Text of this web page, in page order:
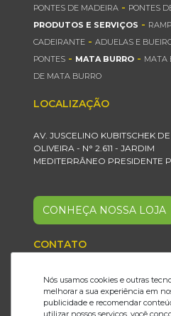
PONTES DE MADEIRA - PONTES
PRODUTOS E SERVIÇOS -
CADEIRANTE -ADUELAS E
PONTES - MATA BURRO - MATA
DE MATA BURRO
LOCALIZAÇÃO
AV. JUSCELINO KUBITSCHEK DE
OLIVEIRA - N° 2.611 - JARDIM
MEDITERRÂNEO PRESIDENTE
CONHEÇA NOSSA LOJA
CONTATO
18 2101.6199
18 99821.6674
Nós usamos cookies e outras
melhorar a sua experiência em
publicidade e recomendar
utilizar nossos serviços, você